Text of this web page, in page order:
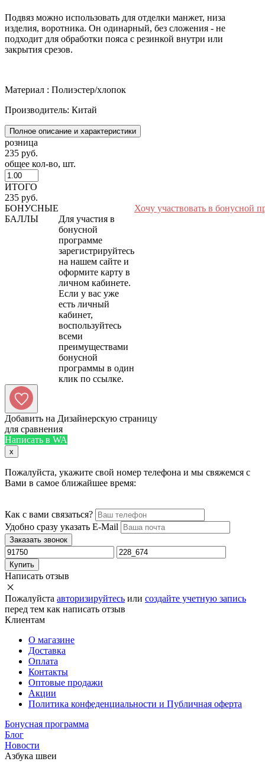
Подвяз можно использовать для отделки манжет, низа
изделия, воротника. Он одинарный, без сложения - не
подходит для обработки пояса с резинкой внутри или
закрытия срезов.
Материал : Полиэстер/хлопок
Производитель: Китай
Полное описание и характеристики
розница
235 руб.
общее кол-во, шт.
ИТОГО
235 руб.
БОНУСНЫЕ
БАЛЛЫ
Для участия в
бонусной
программе
зарегистрируйтесь
на нашем сайте и
оформите карту в
личном кабинете.
Если у вас уже
есть личный
кабинет,
воспользуйтесь
всеми
преимуществами
бонусной
программы в один
Хочу участвовать в бонусной
Добавить на Дизайнерскую страницу
для сравнения
Написать в WA
x
Пожалуйста, укажите свой номер телефона и мы свяжемся с
Вами в самое ближайшее время:
Как с вами связаться?
Удобно сразу указать E-Mail
Заказать звонок
Купить
Написать отзыв
Пожалуйста авторизируйтесь или создайте учетную запись
перед тем как написать отзыв
Клиентам
О магазине
Доставка
Оплата
Контакты
Оптовые продажи
Акции
Политика конфеденциальности и Публичная оферта
Бонусная программа
Блог
Новости
Азбука швеи